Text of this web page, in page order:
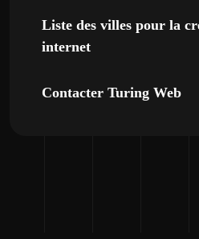
Liste des villes pour la
internet
Contacter Turing Web